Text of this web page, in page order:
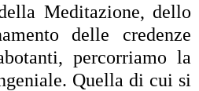
Meditazione, dello
delle credenze
percorriamo la
Quella di cui si